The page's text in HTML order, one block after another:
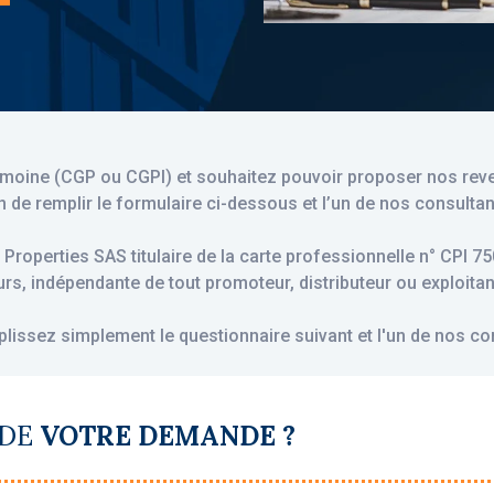
(CGP ou CGPI) et souhaitez pouvoir proposer nos
de remplir le formulaire ci-dessous et l’un de nos
SAS titulaire de la carte professionnelle n° CPI
indépendante de tout promoteur, distributeur ou
simplement le questionnaire suivant et l'un de nos
VOTRE DEMANDE ?